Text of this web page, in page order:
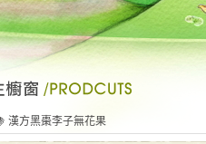
漢方黑棗李子無花果